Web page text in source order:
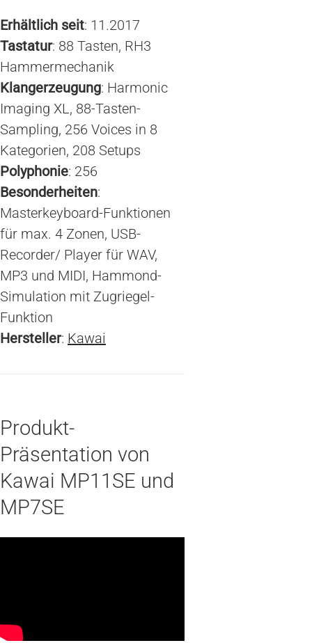
Erhältlich seit: 11.2017
Tastatur: 88 Tasten, RH3
Hammermechanik
Klangerzeugung: Harmonic
Imaging XL, 88-Tasten-
Sampling, 256 Voices in 8
Kategorien, 208 Setups
Polyphonie: 256
Besonderheiten:
Masterkeyboard-Funktionen
für max. 4 Zonen, USB-
Recorder/ Player für WAV,
MP3 und MIDI, Hammond-
Simulation mit Zugriegel-
Funktion
Hersteller: Kawai
Produkt-
Präsentation von
Kawai MP11SE und
MP7SE